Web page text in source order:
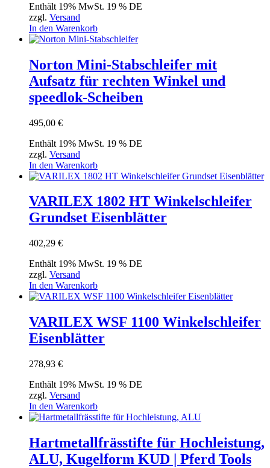
Enthält 19% MwSt. 19 % DE
zzgl. Versand
In den Warenkorb
Norton Mini-Stabschleifer mit
Aufsatz für rechten Winkel und
speedlok-Scheiben
495,00 €
Enthält 19% MwSt. 19 % DE
zzgl. Versand
In den Warenkorb
VARILEX 1802 HT Winkelschleifer
Grundset Eisenblätter
402,29 €
Enthält 19% MwSt. 19 % DE
zzgl. Versand
In den Warenkorb
VARILEX WSF 1100 Winkelschleifer
Eisenblätter
278,93 €
Enthält 19% MwSt. 19 % DE
zzgl. Versand
In den Warenkorb
Hartmetallfrässtifte für Hochleistung,
ALU, Kugelform KUD | Pferd Tools